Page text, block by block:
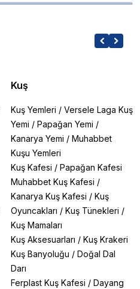
Kuş
Kuş Yemleri / Versele Laga Kuş
Yemi / Papağan Yemi /
Kanarya Yemi / Muhabbet
Kuşu Yemleri
Kuş Kafesi / Papağan Kafesi
Muhabbet Kuş Kafesi /
Kanarya Kuş Kafesi / Kuş
Oyuncakları / Kuş Tünekleri /
Kuş Mamaları
Kuş Aksesuarları / Kuş Krakeri
Kuş Banyoluğu / Doğal Dal
Darı
Ferplast Kuş Kafesi / Dayang